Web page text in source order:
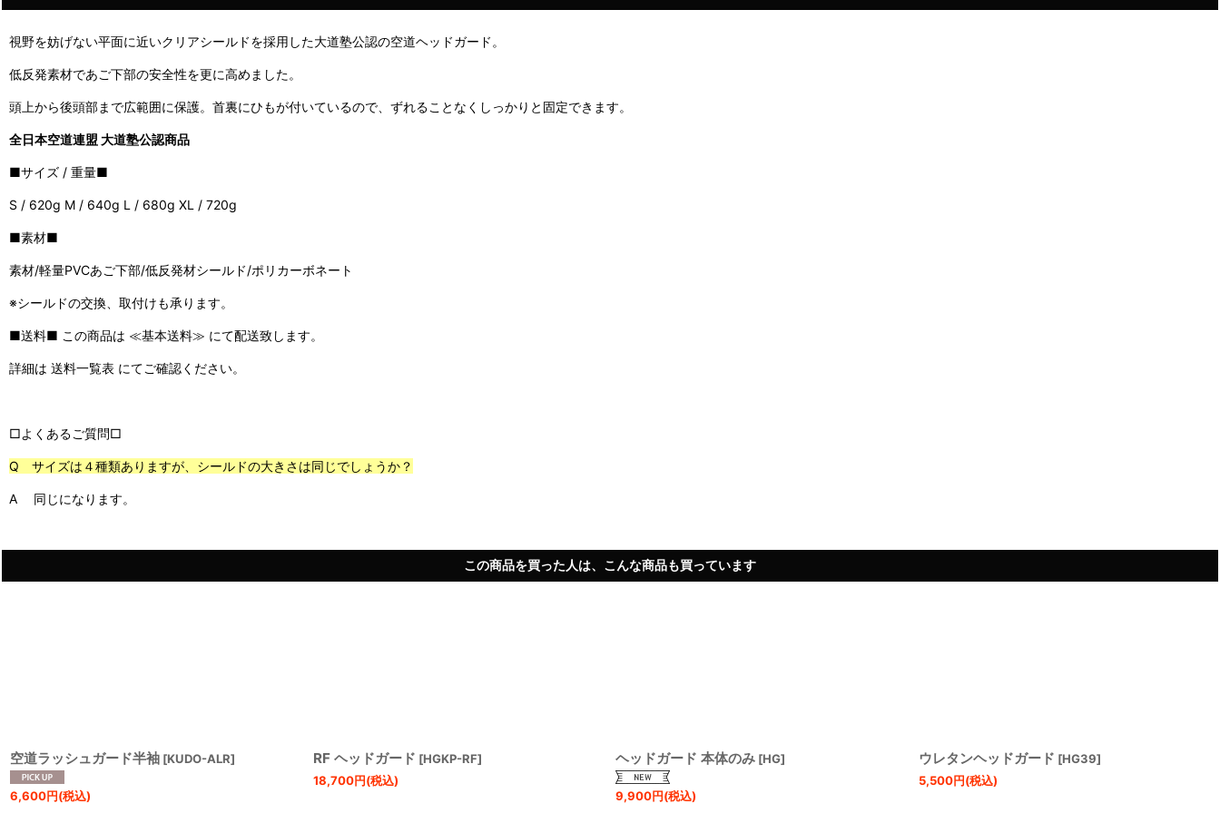
視野を妨げない平面に近いクリアシールドを採用した大道塾公認の空道ヘッドガード。
低反発素材であご下部の安全性を更に高めました。
頭上から後頭部まで広範囲に保護。首裏にひもが付いているので、ずれることなくしっかりと固定できます。
全日本空道連盟 大道塾公認商品
■サイズ / 重量■
S / 620g M / 640g L / 680g XL / 720g
■素材■
素材/軽量PVCあご下部/低反発材シールド/ポリカーボネート
※シールドの交換、取付けも承ります。
■送料■ この商品は ≪基本送料≫ にて配送致します。
詳細は 送料一覧表 にてご確認ください。
□よくあるご質問□
Q サイズは４種類ありますが、シールドの大きさは同じでしょうか？
A 同じになります。
この商品を買った人は、こんな商品も買っています
空道ラッシュガード半袖 [KUDO-ALR]
6,600円(税込)
RF ヘッドガード [HGKP-RF]
18,700円(税込)
ヘッドガード 本体のみ [HG]
9,900円(税込)
ウレタンヘッドガード [HG39]
5,500円(税込)